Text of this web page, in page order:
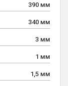
390 мм
340 мм
3 мм
1 мм
1,5 мм